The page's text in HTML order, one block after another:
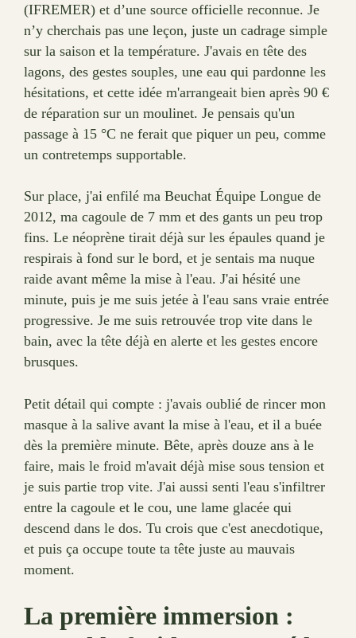
(IFREMER) et d’une source officielle reconnue. Je
n’y cherchais pas une leçon, juste un cadrage simple
sur la saison et la température. J'avais en tête des
lagons, des gestes souples, une eau qui pardonne les
hésitations, et cette idée m'arrangeait bien après 90 €
de réparation sur un moulinet. Je pensais qu'un
passage à 15 °C ne ferait que piquer un peu, comme
un contretemps supportable.
Sur place, j'ai enfilé ma Beuchat Équipe Longue de
2012, ma cagoule de 7 mm et des gants un peu trop
fins. Le néoprène tirait déjà sur les épaules quand je
respirais à fond sur le bord, et je sentais ma nuque
raide avant même la mise à l'eau. J'ai hésité une
minute, puis je me suis jetée à l'eau sans vraie entrée
progressive. Je me suis retrouvée trop vite dans le
bain, avec la tête déjà en alerte et les gestes encore
brusques.
Petit détail qui compte : j'avais oublié de rincer mon
masque à la salive avant la mise à l'eau, et il a buée
dès la première minute. Bête, après douze ans à le
faire, mais le froid m'avait déjà mise sous tension et
je suis partie trop vite. J'ai aussi senti l'eau s'infiltrer
entre la cagoule et le cou, une lame glacée qui
descend dans le dos. Tu crois que c'est anecdotique,
et puis ça occupe toute ta tête juste au mauvais
moment.
La première immersion :